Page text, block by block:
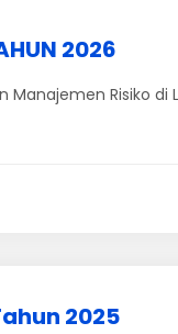
2026
Manajemen Risiko
2025